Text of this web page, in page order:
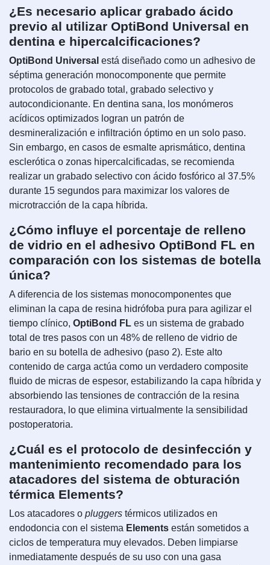
¿Es necesario aplicar grabado ácido
previo al utilizar OptiBond Universal en
dentina e hipercalcificaciones?
OptiBond Universal está diseñado como un adhesivo de
séptima generación monocomponente que permite
protocolos de grabado total, grabado selectivo y
autocondicionante. En dentina sana, los monómeros
acídicos optimizados logran un patrón de
desmineralización e infiltración óptimo en un solo paso.
Sin embargo, en casos de esmalte aprismático, dentina
esclerótica o zonas hipercalcificadas, se recomienda
realizar un grabado selectivo con ácido fosfórico al 37.5%
durante 15 segundos para maximizar los valores de
microtracción de la capa híbrida.
¿Cómo influye el porcentaje de relleno
de vidrio en el adhesivo OptiBond FL en
comparación con los sistemas de botella
única?
A diferencia de los sistemas monocomponentes que
eliminan la capa de resina hidrófoba pura para agilizar el
tiempo clínico, OptiBond FL es un sistema de grabado
total de tres pasos con un 48% de relleno de vidrio de
bario en su botella de adhesivo (paso 2). Este alto
contenido de carga actúa como un verdadero composite
fluido de micras de espesor, estabilizando la capa híbrida y
absorbiendo las tensiones de contracción de la resina
restauradora, lo que elimina virtualmente la sensibilidad
postoperatoria.
¿Cuál es el protocolo de desinfección y
mantenimiento recomendado para los
atacadores del sistema de obturación
térmica Elements?
Los atacadores o pluggers térmicos utilizados en
endodoncia con el sistema Elements están sometidos a
ciclos de temperatura muy elevados. Deben limpiarse
inmediatamente después de su uso con una gasa